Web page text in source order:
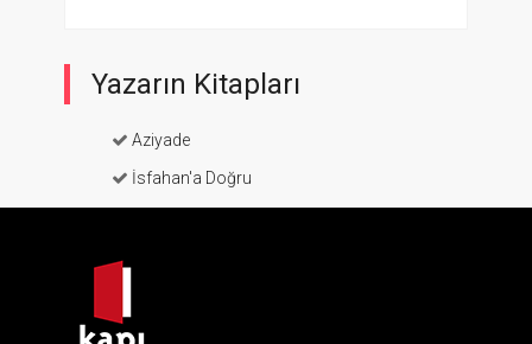
Yazarın Kitapları
Aziyade
İsfahan'a Doğru